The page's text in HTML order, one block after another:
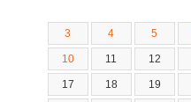
3 4 5
10 11 12
17 18 19